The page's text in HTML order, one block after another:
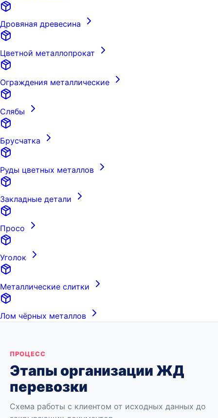
Дровяная древесина
Цветной металлопрокат
Ограждения металлические
Слябы
Брусчатка
Руды цветных металлов
Закладные детали
Просо
Уголок
Металлические слитки
Лом чёрных металлов
ПРОЦЕСС
Этапы организации ЖД
перевозки
Схема работы с клиентом от исходных данных до